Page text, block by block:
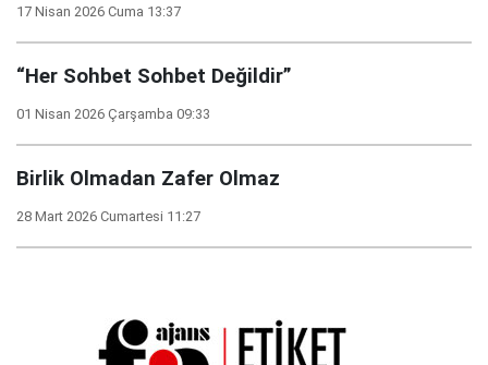
17 Nisan 2026 Cuma 13:37
“Her Sohbet Sohbet Değildir”
01 Nisan 2026 Çarşamba 09:33
Birlik Olmadan Zafer Olmaz
28 Mart 2026 Cumartesi 11:27